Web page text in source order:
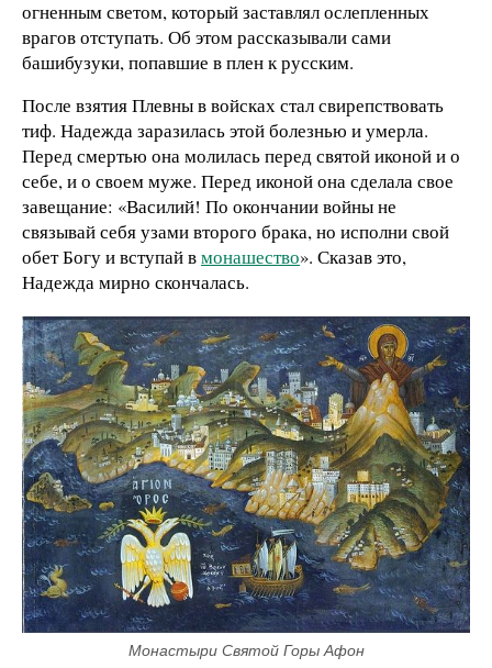
огненным светом, который заставлял ослепленных
врагов отступать. Об этом рассказывали сами
башибузуки, попавшие в плен к русским.
После взятия Плевны в войсках стал свирепствовать
тиф. Надежда заразилась этой болезнью и умерла.
Перед смертью она молилась перед святой иконой и о
себе, и о своем муже. Перед иконой она сделала свое
завещание: «Василий! По окончании войны не
связывай себя узами второго брака, но исполни свой
обет Богу и вступай вмонашество». Сказав это,
Надежда мирно скончалась.
Монастыри Святой Горы Афон